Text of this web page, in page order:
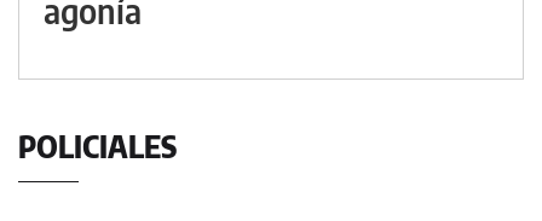
agonía
POLICIALES